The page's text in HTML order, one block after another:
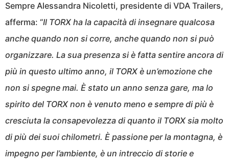
Sempre Alessandra Nicoletti, presidente di VDA Trailers,
afferma: “Il TORX ha la capacità di insegnare qualcosa
anche quando non si corre, anche quando non si può
organizzare. La sua presenza si è fatta sentire ancora di
più in questo ultimo anno, il TORX è un’emozione che
non si spegne mai. È stato un anno senza gare, ma lo
spirito del TORX non è venuto meno e sempre di più è
cresciuta la consapevolezza di quanto il TORX sia molto
di più dei suoi chilometri. È passione per la montagna, è
impegno per l’ambiente, è un intreccio di storie e